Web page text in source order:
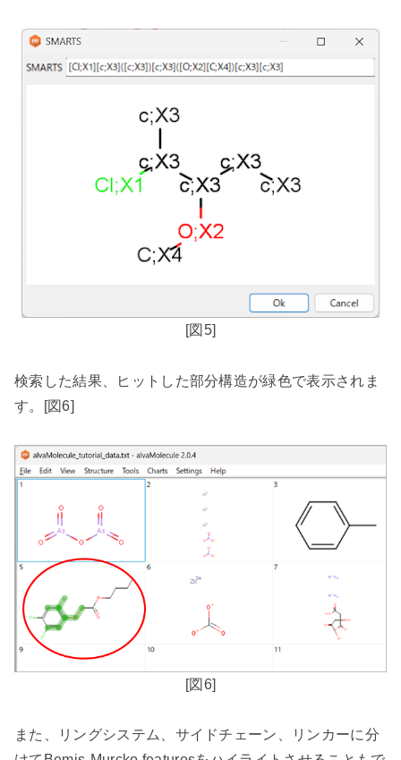
[図 5]
検索した結果、ヒットした部分構造が緑色で表示されま
す。
[図6]
[図 6]
また、リングシステム、サイドチェーン、リンカーに分